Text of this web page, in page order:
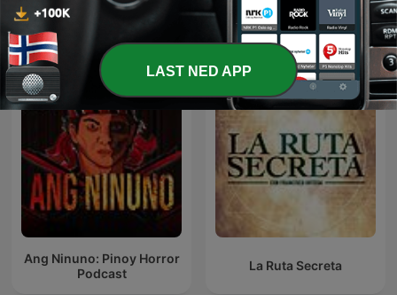
J & J
Ang Ninuno: Pinoy Horror
Podcast
La Ruta Secreta
LAST NED APP